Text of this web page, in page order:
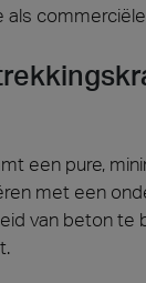
als
een pure,
met een
van beton te